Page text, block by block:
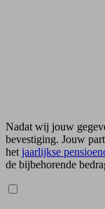
Nadat wij jouw
bevestiging. Jouw
hetjaarlijkse
de bijbehorende